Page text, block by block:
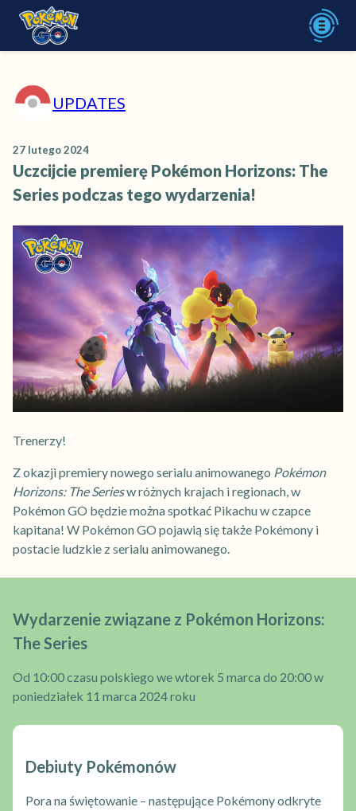
UPDATES
27 lutego 2024
Uczcijcie premierę Pokémon Horizons: The
Series podczas tego wydarzenia!
Trenerzy!
Z okazji premiery nowego serialu animowanego Pokémon
Horizons: The Seriesw różnych krajach i regionach, w
Pokémon GO będzie można spotkać Pikachu w czapce
kapitana! W Pokémon GO pojawią się także Pokémony i
postacie ludzkie z serialu animowanego.
Wydarzenie związane z Pokémon Horizons:
The Series
Od 10:00 czasu polskiego we wtorek 5 marca do 20:00 w
poniedziałek 11 marca 2024 roku
Debiuty Pokémonów
Pora na świętowanie – następujące Pokémony odkryte